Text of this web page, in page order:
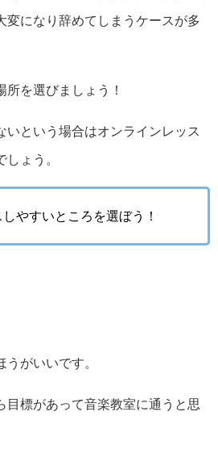
変になり辞めてしまうケースが多
を選びましょう！
いという場合はオンラインレッス
ょう。
やすいところを選ぼう！
うがいいです。
目標があって音楽教室に通うと思